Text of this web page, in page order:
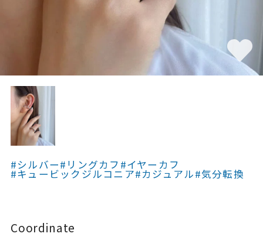
モチーフ
石の色
ファッションテイス
ト
着用シーン
#シルバー#リングカフ #イヤーカフ
#キュービックジルコニア#カジュアル#気分転換
Coordinate